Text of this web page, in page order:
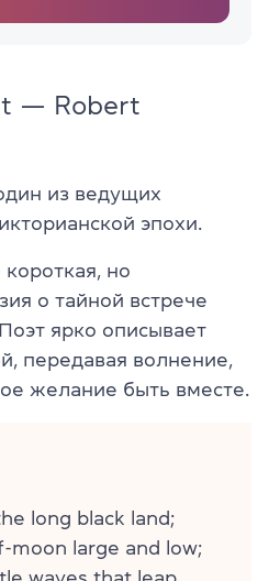
— Robert
из ведущих
эпохи.
но
о тайной встрече
ярко описывает
передавая волнение,
желание быть вместе.
long black land;
moon large and low;